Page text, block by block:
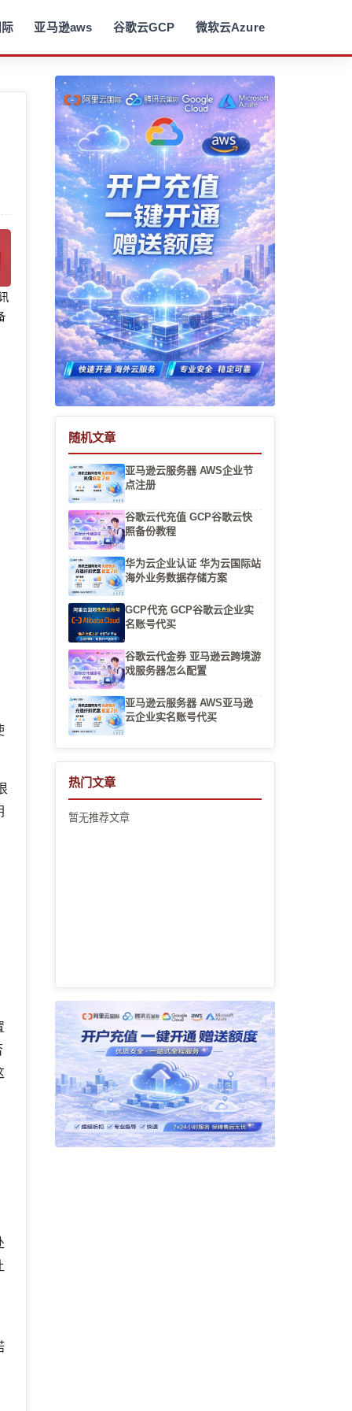
亚马逊aws 谷歌云GCP 微软云Azure
随机文章
亚马逊云服务器 AWS企业节
点注册
谷歌云代充值 GCP谷歌云快
照备份教程
华为云企业认证 华为云国际站
海外业务数据存储方案
GCP代充 GCP谷歌云企业实
名账号代买
谷歌云代金券 亚马逊云跨境游
戏服务器怎么配置
亚马逊云服务器 AWS亚马逊
云企业实名账号代买
热门文章
暂无推荐文章